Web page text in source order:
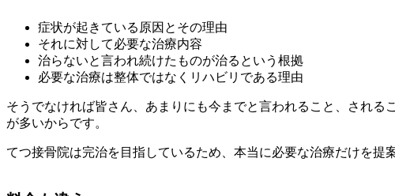
症状が起きている原因とその理由
それに対して必要な治療内容
治らないと言われ続けたものが治るという根拠
必要な治療は整体ではなくリハビリである理由
そうでなければ皆さん、あまりにも今までと言われること、される
が多いからです。
てつ接骨院は完治を目指しているため、本当に必要な治療だけを提